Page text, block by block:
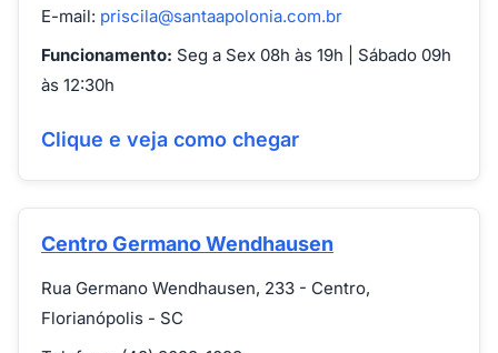
E-mail: priscila@santaapolonia.com.br
Funcionamento: Seg a Sex 08h às 19h | Sábado 09h
às 12:30h
Clique e veja como chegar
Centro Germano Wendhausen
Rua Germano Wendhausen, 233 - Centro,
Florianópolis - SC